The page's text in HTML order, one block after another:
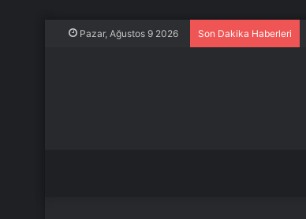
Pazar, Ağustos 9 2026 Son Dakika Haberleri